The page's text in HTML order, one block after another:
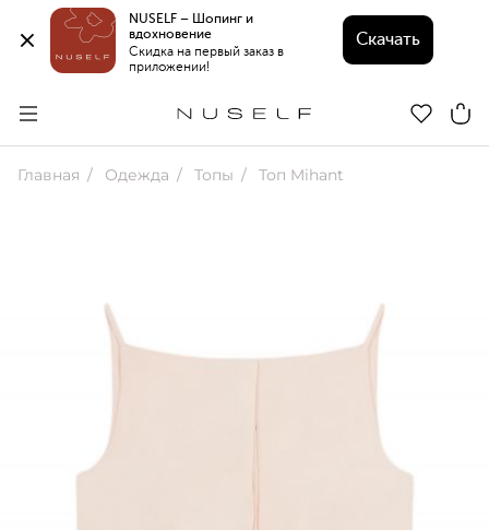
NUSELF – Шопинг и
вдохновение
Скидка на первый заказ в
приложении!
Скачать
Главная Одежда Топы Топ Mihant